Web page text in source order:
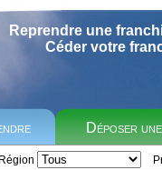
Reprendre une
Céder votre
Déposer
Région